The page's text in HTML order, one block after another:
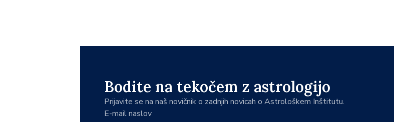
Bodite na tekočem z astrologijo
Prijavite se na naš novičnik o zadnjih novicah o Astrološkem Inštitutu.
E-mail naslov